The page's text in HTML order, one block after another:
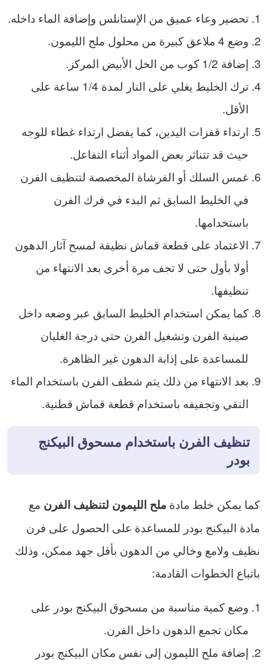
تحضير وعاء عميق من الإستانلس وإضافة الماء داخله.
وضع 4 ملاعق كبيرة من محلول ملح الليمون.
إضافة 1/2 كوب من الخل الأبيض المركز.
ترك الخليط يغلي على النار لمدة 1/4 ساعة على
الأقل.
ارتداء قفزات اليدين، كما يفضل ارتداء غطاء للوجه
حيث قد تتناثر بعض المواد أثناء التفاعل.
غمس السلك أو الفرشاة المخصصة لتنظيف الفرن
في الخليط السابق ثم البدء في فرك الفرن
باستخدامها.
الاعتماد على قطعة قماش نظيفة لمسح آثار الدهون
أولا بأول حتى لا تجف مرة أخرى بعد الانتهاء من
تنظيفها.
كما يمكن استخدام الخليط السابق عبر وضعه داخل
صينية الفرن وتشغيل الفرن حتى درجة الغليان
للمساعدة على إذابة الدهون غير الظاهرة.
بعد الانتهاء من ذلك يتم شطف الفرن باستخدام الماء
النقي وتجفيفه باستخدام قطعة قماش قطنية.
تنظيف الفرن باستخدام مسحوق البيكنج
بودر
كما يمكن خلط مادة ملح الليمون لتنظيف الفرن مع
مادة البيكنج بودر للمساعدة على الحصول على فرن
نظيف ولامع وخالي من الدهون بأقل جهد ممكن، وذلك
باتباع الخطوات القادمة:
وضع كمية مناسبة من مسحوق البيكنج بودر على
مكان تجمع الدهون داخل الفرن.
إضافة ملح الليمون إلى نفس مكان البيكنج بودر